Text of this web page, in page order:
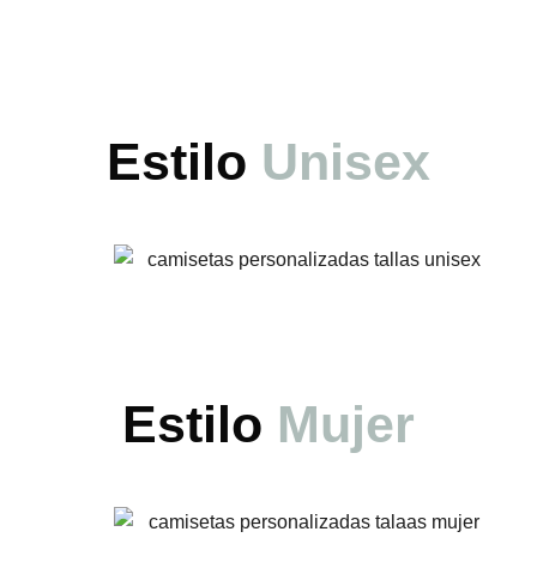
Estilo Unisex
Estilo Mujer